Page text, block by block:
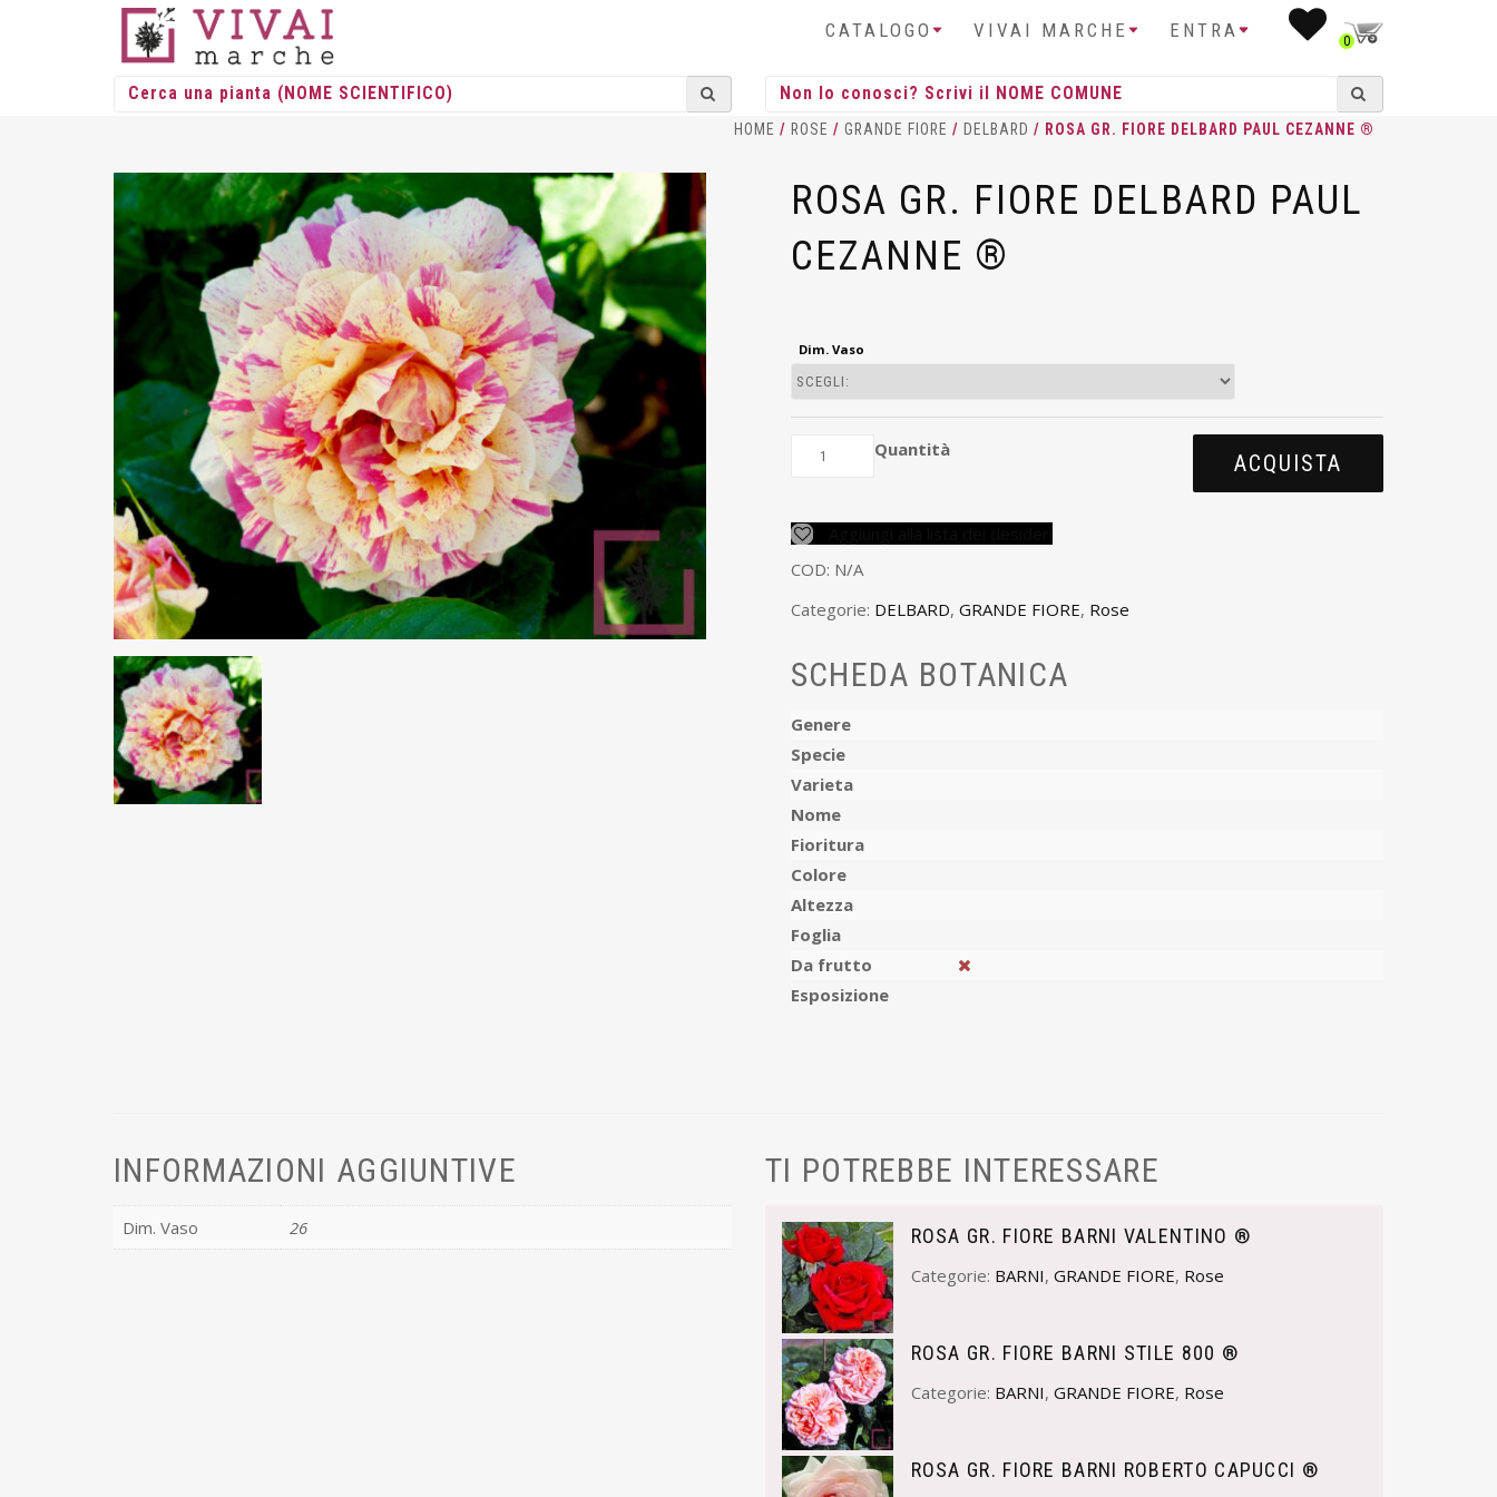
CATALOGO VIVAI MARCHE ENTRA 0
HOME / ROSE / GRANDE FIORE / DELBARD / ROSA GR. FIORE DELBARD PAUL CEZANNE ®
ROSA GR. FIORE DELBARD PAUL
CEZANNE ®
Dim. Vaso
Quantità
ACQUISTA
COD: N/A
Categorie: DELBARD, GRANDE FIORE, Rose
SCHEDA BOTANICA
Genere
Specie
Varieta
Nome
Fioritura
Colore
Altezza
Foglia
Da frutto
Esposizione
INFORMAZIONI AGGIUNTIVE
Dim. Vaso 26
TI POTREBBE INTERESSARE
ROSA GR. FIORE BARNI VALENTINO ®
Categorie: BARNI, GRANDE FIORE, Rose
ROSA GR. FIORE BARNI STILE 800 ®
Categorie: BARNI, GRANDE FIORE, Rose
ROSA GR. FIORE BARNI ROBERTO CAPUCCI ®